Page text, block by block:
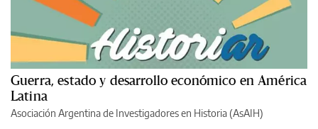
Guerra, estado y desarrollo económico en América
Latina
Asociación Argentina de Investigadores en Historia (AsAIH)